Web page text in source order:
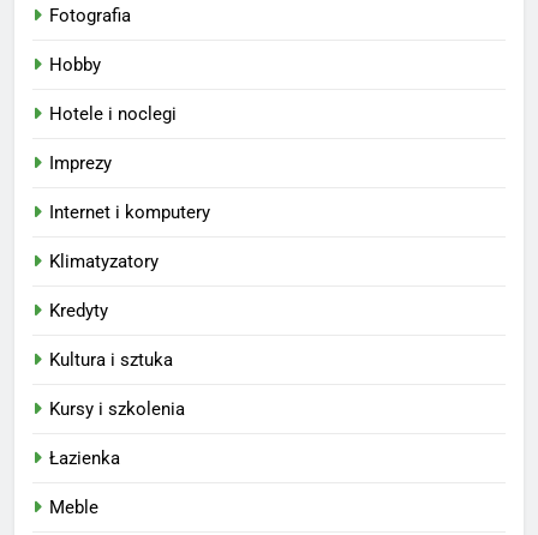
Fotografia
Hobby
Hotele i noclegi
Imprezy
Internet i komputery
Klimatyzatory
Kredyty
Kultura i sztuka
Kursy i szkolenia
Łazienka
Meble